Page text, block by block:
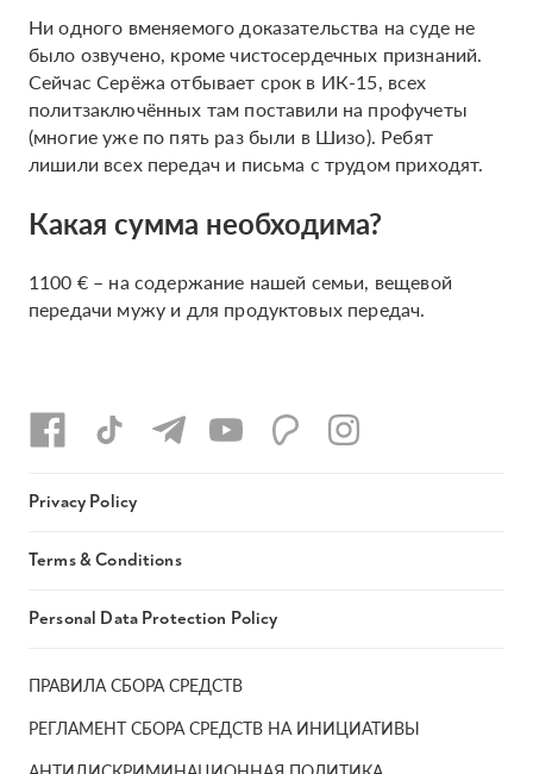
Ни одного вменяемого доказательства на суде не
было озвучено, кроме чистосердечных признаний.
Сейчас Серёжа отбывает срок в ИК-15, всех
политзаключённых там поставили на профучеты
(многие уже по пять раз были в Шизо). Ребят
лишили всех передач и письма с трудом приходят.
Какая сумма необходима?
1100 € – на содержание нашей семьи, вещевой
передачи мужу и для продуктовых передач.
ПРАВИЛА СБОРА СРЕДСТВ
РЕГЛАМЕНТ СБОРА СРЕДСТВ НА ИНИЦИАТИВЫ
Privacy Policy
Terms & Conditions
Personal Data Protection Policy